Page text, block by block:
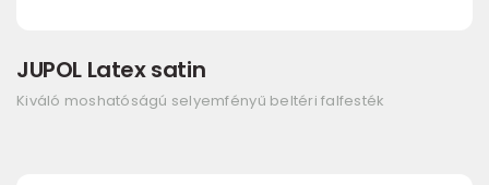
JUPOL Latex satin
Kiváló moshatóságú selyemfényű beltéri falfesték